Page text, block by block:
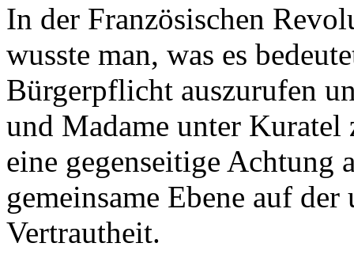
In der Französischen
wusste man, was es
Bürgerpflicht auszurufen
und Madame unter Kuratel
eine gegenseitige Achtung
gemeinsame Ebene auf
Vertrautheit.